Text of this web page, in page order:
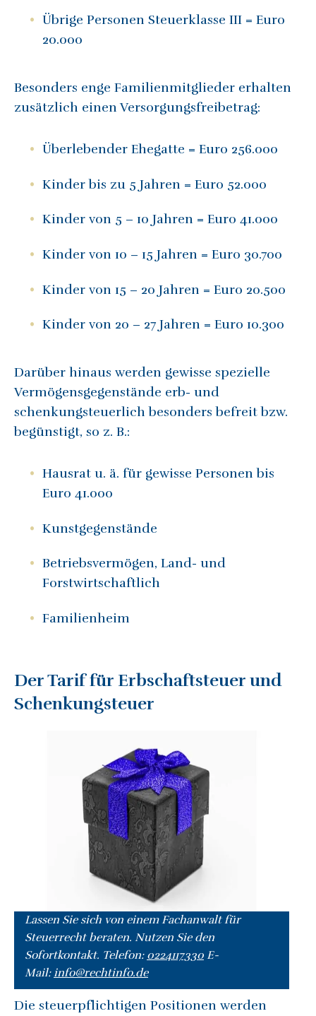
Übrige Personen Steuerklasse III = Euro
20.000
Besonders enge Familienmitglieder erhalten
zusätzlich einen Versorgungsfreibetrag:
Überlebender Ehegatte = Euro 256.000
Kinder bis zu 5 Jahren = Euro 52.000
Kinder von 5 – 10 Jahren = Euro 41.000
Kinder von 10 – 15 Jahren = Euro 30.700
Kinder von 15 – 20 Jahren = Euro 20.500
Kinder von 20 – 27 Jahren = Euro 10.300
Darüber hinaus werden gewisse spezielle
Vermögensgegenstände erb- und
schenkungsteuerlich besonders befreit bzw.
begünstigt, so z. B.:
Hausrat u. ä. für gewisse Personen bis
Euro 41.000
Kunstgegenstände
Betriebsvermögen, Land- und
Forstwirtschaftlich
Familienheim
Der Tarif für Erbschaftsteuer und
Schenkungsteuer
Lassen Sie sich von einem Fachanwalt für
Steuerrecht beraten. Nutzen Sie den
Sofortkontakt. Telefon: 0224117330 E-
Mail:info@rechtinfo.de
Die steuerpflichtigen Positionen werden